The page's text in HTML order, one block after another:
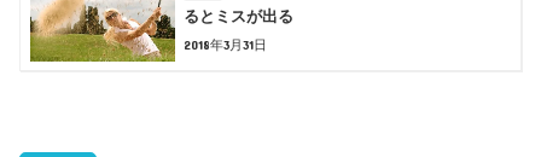
るとミスが出る
2018年3月31日